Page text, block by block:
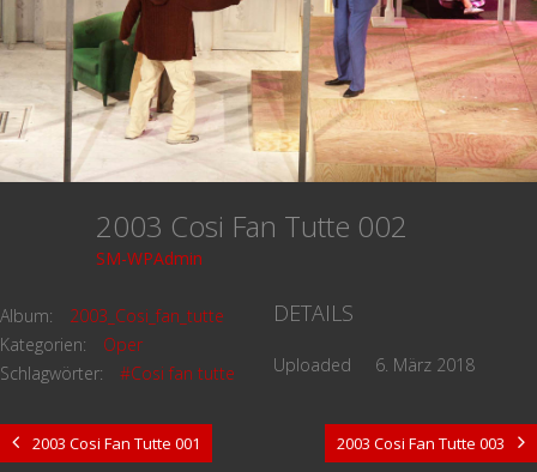
2003 Cosi Fan Tutte 002
SM-WPAdmin
Album:
2003_Cosi_fan_tutte
Kategorien:
Oper
Schlagwörter:
#Cosi fan tutte
DETAILS
Uploaded 6. März 2018
2003 Cosi Fan Tutte 001 2003 Cosi Fan Tutte 003